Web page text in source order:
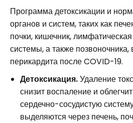
Программа детоксикации и
органов и систем, таких как
почки, кишечник,
системы, а также позвоночника,
перикардита после COVID-19.
Детоксикация.Удаление
снизит воспаление и
сердечно-сосудистую
выделяются через печень,